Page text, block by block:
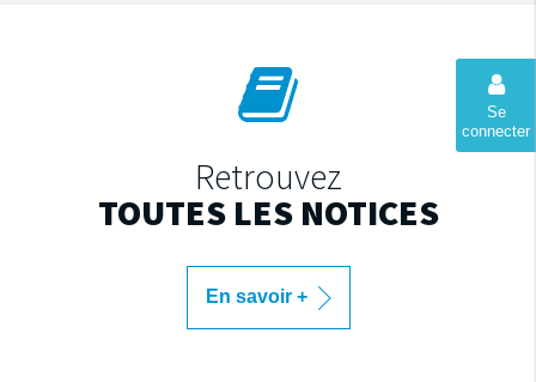
Se
connecter
Retrouvez
TOUTES LES NOTICES
En savoir +